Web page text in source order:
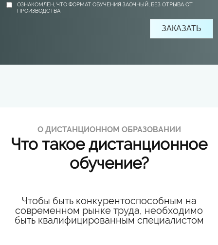
ОЗНАКОМЛЕН, ЧТО ФОРМАТ ОБУЧЕНИЯ ЗАОЧНЫЙ, БЕЗ ОТРЫВА ОТ
ПРОИЗВОДСТВА
О ДИСТАНЦИОННОМ ОБРАЗОВАНИИ
Что такое дистанционное
обучение?
Чтобы быть конкурентоспособным на
современном рынке труда, необходимо
быть квалифицированным специалистом